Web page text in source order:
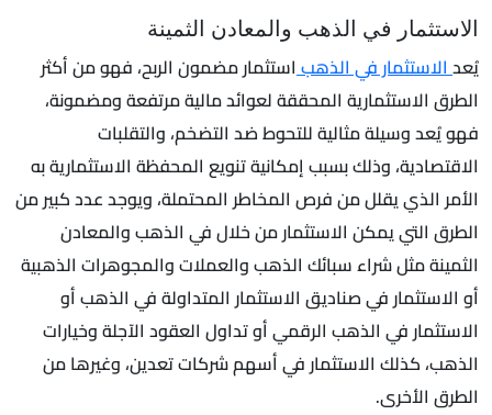
الاستثمار في الذهب والمعادن الثمينة
يُعدالاستثمار في الذهباستثمار مضمون الربح، فهو من أكثر
الطرق الاستثمارية المحققة لعوائد مالية مرتفعة ومضمونة،
فهو يُعد وسيلة مثالية للتحوط ضد التضخم، والتقلبات
الاقتصادية، وذلك بسبب إمكانية تنويع المحفظة الاستثمارية به
الأمر الذي يقلل من فرص المخاطر المحتملة، ويوجد عدد كبير من
الطرق التي يمكن الاستثمار من خلال في الذهب والمعادن
الثمينة مثل شراء سبائك الذهب والعملات والمجوهرات الذهبية
أو الاستثمار في صناديق الاستثمار المتداولة في الذهب أو
الاستثمار في الذهب الرقمي أو تداول العقود الآجلة وخيارات
الذهب، كذلك الاستثمار في أسهم شركات تعدين، وغيرها من
الطرق الأخرى.